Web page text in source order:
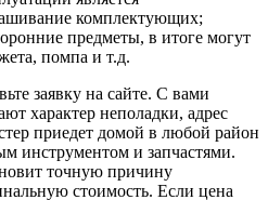
комплектующих;
предметы, в итоге могут
помпа и т.д.
заявку на сайте. С вами
характер неполадки, адрес
приедет домой в любой район
инструментом и запчастями.
точную причину
стоимость. Если цена